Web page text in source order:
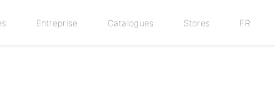
Entreprise Catalogues Stores FR